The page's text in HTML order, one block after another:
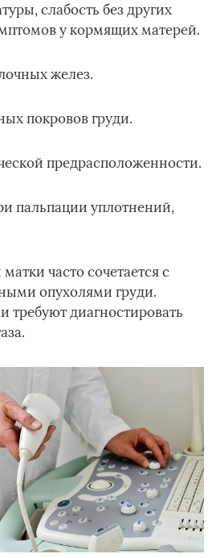
слабость без других
у кормящих матерей.
желез.
покровов груди.
предрасположенности.
пальпации уплотнений,
часто сочетается с
опухолями груди.
требуют диагностировать